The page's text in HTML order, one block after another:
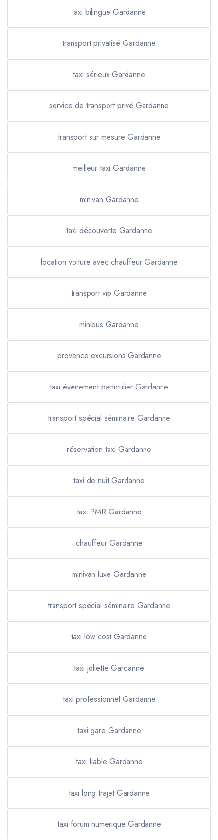
taxi bilingue Gardanne
transport privatisé Gardanne
taxi sérieux Gardanne
service de transport privé Gardanne
transport sur mesure Gardanne
meilleur taxi Gardanne
minivan Gardanne
taxi découverte Gardanne
location voiture avec chauffeur Gardanne
transport vip Gardanne
minibus Gardanne
provence excursions Gardanne
taxi évènement particulier Gardanne
transport spécial séminaire Gardanne
réservation taxi Gardanne
taxi de nuit Gardanne
taxi PMR Gardanne
chauffeur Gardanne
minivan luxe Gardanne
transport spécial séminaire Gardanne
taxi low cost Gardanne
taxi joliette Gardanne
taxi professionnel Gardanne
taxi gare Gardanne
taxi fiable Gardanne
taxi long trajet Gardanne
taxi forum numerique Gardanne